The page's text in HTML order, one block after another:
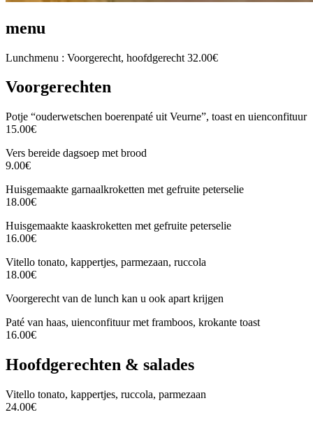
menu
Lunchmenu : Voorgerecht, hoofdgerecht 32.00€
Voorgerechten
Potje “ouderwetschen boerenpaté uit Veurne”, toast en uienconfituur
15.00€
Vers bereide dagsoep met brood
9.00€
Huisgemaakte garnaalkroketten met gefruite peterselie
18.00€
Huisgemaakte kaaskroketten met gefruite peterselie
16.00€
Vitello tonato, kappertjes, parmezaan, ruccola
18.00€
Voorgerecht van de lunch kan u ook apart krijgen
Paté van haas, uienconfituur met framboos, krokante toast
16.00€
Hoofdgerechten & salades
Vitello tonato, kappertjes, ruccola, parmezaan
24.00€